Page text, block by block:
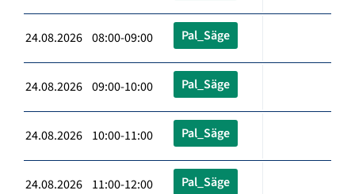
24.08.2026 08:00-09:00 Pal_Säge
24.08.2026 09:00-10:00 Pal_Säge
24.08.2026 10:00-11:00 Pal_Säge
24.08.2026 11:00-12:00 Pal_Säge